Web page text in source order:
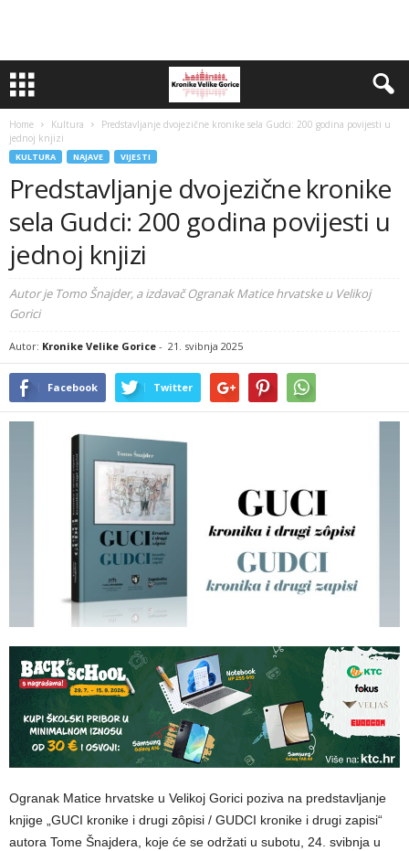
Home Kultura
Predstavljanje dvojezične kronike sela Gudci: 200 godina povijesti u
jednoj knjizi
KULTURA NAJAVE VIJESTI
Predstavljanje dvojezične kronike
sela Gudci: 200 godina povijesti u
jednoj knjizi
Autor je Tomo Šnajder, a izdavač Ogranak Matice hrvatske u Velikoj
Gorici
Autor: Kronike Velike Gorice - 21. svibnja 2025
Facebook Twitter
Ogranak Matice hrvatske u Velikoj Gorici poziva na predstavljanje
knjige „GUCI kronike i drugi zôpisi / GUDCI kronike i drugi zapisi“
autora Tome Šnajdera, koje će se održati u subotu, 24. svibnja u